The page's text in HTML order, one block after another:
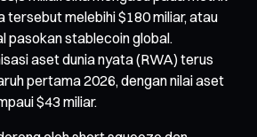
tersebut melebihi $180 miliar, atau
pasokan stablecoin global.
aset dunia nyata (RWA) terus
pertama 2026, dengan nilai aset
$43 miliar.